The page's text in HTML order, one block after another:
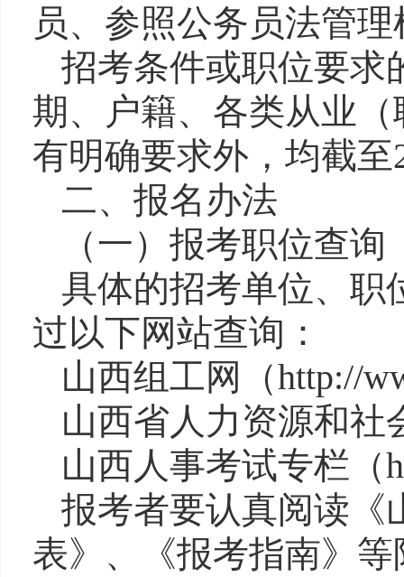
员、 参照公务员法管理
招考条件或职位要求
期、户籍、各类从业
有明确要求外，均截至
二、报名办法
（一）报考职位查询
具体的招考单位、职
过以下网站查询：
山西组工网（http://
山西省人力资源和社
山西人事考试专栏 （
报考者要认真阅读《
表》、《报考指南》